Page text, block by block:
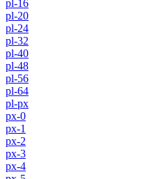
pl-16
pl-20
pl-24
pl-32
pl-40
pl-48
pl-56
pl-64
pl-px
px-0
px-1
px-2
px-3
px-4